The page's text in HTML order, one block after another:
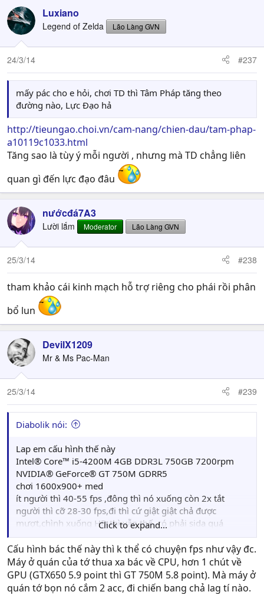
Luxiano
Legend of Zelda Lão Làng GVN
24/3/14 #237
mấy pác cho e hỏi, chơi TD thì Tâm Pháp tăng theo
đường nào, Lực Đạo hả
http://tieungao.choi.vn/cam-nang/chien-dau/tam-phap-
a10119c1033.html
Tăng sao là tùy ý mỗi người , nhưng mà TD chẳng liên
quan gì đến lực đạo đâu
nướcđá7A3
Lười lắm Moderator Lão Làng GVN
25/3/14 #238
tham khảo cái kinh mạch hỗ trợ riêng cho phái rồi phân
bổ lun
DevilX1209
Mr & Ms Pac-Man
25/3/14 #239
Diabolik nói:
Lap em cấu hình thế này
Intel® Core™ i5-4200M 4GB DDR3L 750GB 7200rpm
NVIDIA® GeForce® GT 750M GDRR5
chơi 1600x900+ med
ít người thì 40-55 fps ,đông thì nó xuống còn 2x tắt
người thì cỡ 28-30 fps,đi thì cứ giật giật chả được
mượt,chình xuống HD thì vẫn thế, có phải sida quá
không,game này chả lẻ nặng hơn crysis 3==
Click to expand...
Cấu hình bác thế này thì k thể có chuyện fps như vậy đc.
Máy ở quán của tớ thua xa bác về CPU, hơn 1 chút về
GPU (GTX650 5.9 point thì GT 750M 5.8 point). Mà máy ở
quán tớ bọn nó cắm 2 acc, đi chiến bang chả lag tí nào.